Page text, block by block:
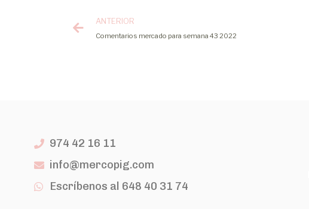
ANTERIOR
Comentarios mercado para semana 43 2022
974 42 16 11
info@mercopig.com
Escríbenos al 648 40 31 74